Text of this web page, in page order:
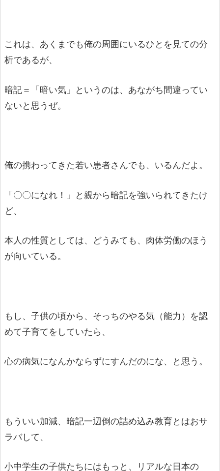
これは、あくまでも俺の周囲にいるひとを見ての分
析であるが、
暗記＝「暗い気」というのは、あながち間違ってい
ないと思うぜ。
俺の携わってきた若い患者さんでも、いるんだよ。
「〇〇になれ！」と親から暗記を強いられてきたけ
ど、
本人の性質としては、どうみても、肉体労働のほう
が向いている。
もし、子供の頃から、そっちのやる気（能力）を認
めて子育てをしていたら、
心の病気になんかならずにすんだのにな、と思う。
もういい加減、暗記一辺倒の詰め込み教育とはおサ
ラバして、
小中学生の子供たちにはもっと、リアルな日本の